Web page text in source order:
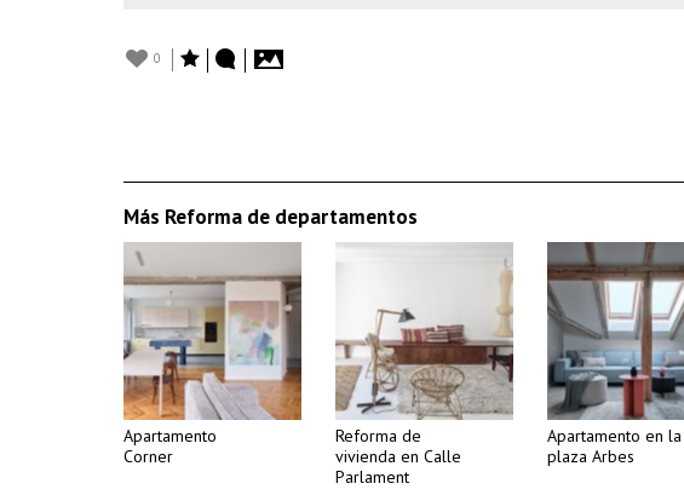
0
Más Reforma de departamentos
Apartamento
Corner
Reforma de
vivienda en Calle
Parlament
Apartamento en la
plaza Arbes